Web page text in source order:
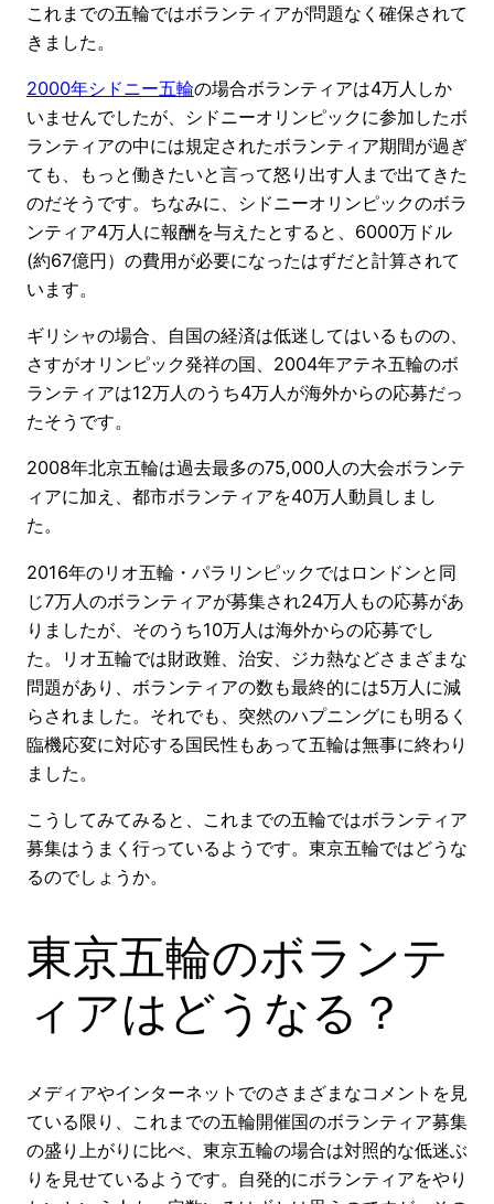
これまでの五輪ではボランティアが問題なく確保されて
きました。
2000年シドニー五輪の場合ボランティアは4万人しか
いませんでしたが、シドニーオリンピックに参加したボ
ランティアの中には規定されたボランティア期間が過ぎ
ても、もっと働きたいと言って怒り出す人まで出てきた
のだそうです。ちなみに、シドニーオリンピックのボラ
ンティア4万人に報酬を与えたとすると、6000万ドル
(約67億円）の費用が必要になったはずだと計算されて
います。
ギリシャの場合、自国の経済は低迷してはいるものの、
さすがオリンピック発祥の国、2004年アテネ五輪のボ
ランティアは12万人のうち4万人が海外からの応募だっ
たそうです。
2008年北京五輪は過去最多の75,000人の大会ボランテ
ィアに加え、都市ボランティアを40万人動員しまし
た。
2016年のリオ五輪・パラリンピックではロンドンと同
じ7万人のボランティアが募集され24万人もの応募があ
りましたが、そのうち10万人は海外からの応募でし
た。リオ五輪では財政難、治安、ジカ熱などさまざまな
問題があり、ボランティアの数も最終的には5万人に減
らされました。それでも、突然のハプニングにも明るく
臨機応変に対応する国民性もあって五輪は無事に終わり
ました。
こうしてみてみると、これまでの五輪ではボランティア
募集はうまく行っているようです。東京五輪ではどうな
るのでしょうか。
東京五輪のボランテ
ィアはどうなる？
メディアやインターネットでのさまざまなコメントを見
ている限り、これまでの五輪開催国のボランティア募集
の盛り上がりに比べ、東京五輪の場合は対照的な低迷ぶ
りを見せているようです。自発的にボランティアをやり